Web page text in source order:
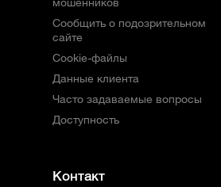
Сообщить о подозрительном
сайте
Cookie-файлы
Данные клиента
Часто задаваемые вопросы
Доступность
Контакт